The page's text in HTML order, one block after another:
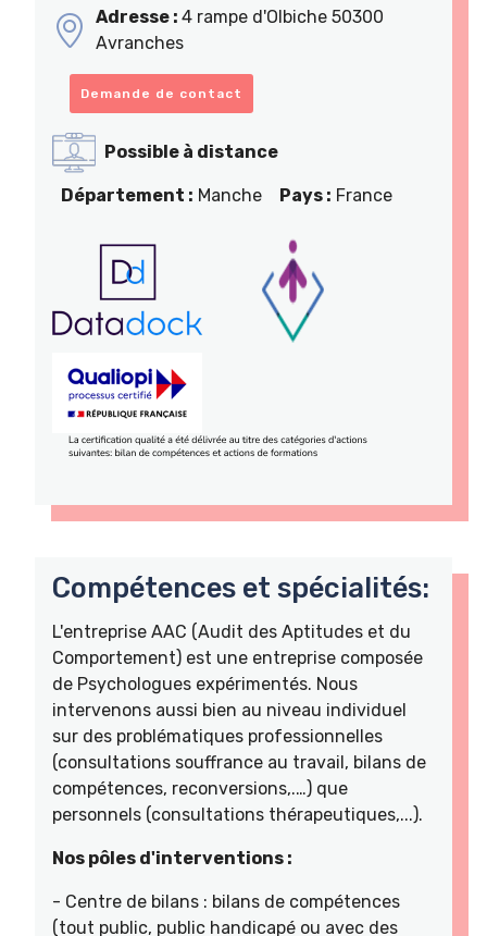
Adresse : 4 rampe d'Olbiche 50300
Avranches
Demande de contact
Possible à distance
Département : Manche Pays : France
Compétences et spécialités:
L'entreprise AAC (Audit des Aptitudes et du
Comportement) est une entreprise composée
de Psychologues expérimentés. Nous
intervenons aussi bien au niveau individuel
sur des problématiques professionnelles
(consultations souffrance au travail, bilans de
compétences, reconversions,.…) que
personnels (consultations thérapeutiques,...).
Nos pôles d'interventions :
- Centre de bilans : bilans de compétences
(tout public, public handicapé ou avec des